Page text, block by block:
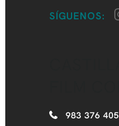
SÍGUENOS:
983 376 405